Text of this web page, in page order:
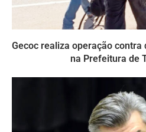
Gecoc realiza operação contra
na Prefeitura de